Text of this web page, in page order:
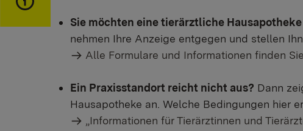
Sie möchten eine tierärztliche
nehmen Ihre Anzeige entgegen und stellen
Alle Formulare und Informationen finden
Ein Praxisstandort reicht nicht aus? Dann
Hausapotheke an. Welche Bedingungen hier
Informationen für Tierärztinnen und